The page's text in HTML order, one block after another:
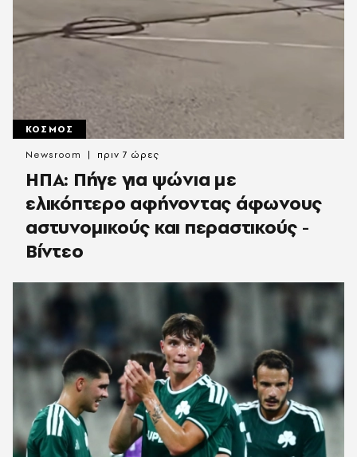
ΚΟΣΜΟΣ
ΗΠΑ: Πήγε για ψώνια με
ελικόπτερο αφήνοντας άφωνους
αστυνομικούς και περαστικούς -
Βίντεο
Newsroom πριν 7 ώρες